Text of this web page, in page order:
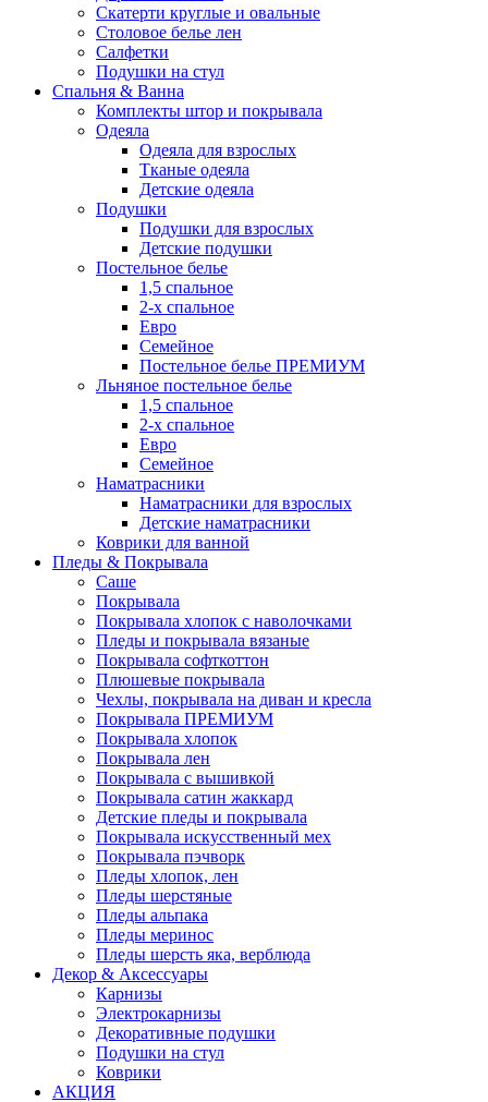
Скатерти круглые и овальные
Столовое белье лен
Салфетки
Подушки на стул
Спальня & Ванна
Комплекты штор и покрывала
Одеяла
Одеяла для взрослых
Тканые одеяла
Детские одеяла
Подушки
Подушки для взрослых
Детские подушки
Постельное белье
1,5 спальное
2-х спальное
Евро
Семейное
Постельное белье ПРЕМИУМ
Льняное постельное белье
1,5 спальное
2-х спальное
Евро
Семейное
Наматрасники
Наматрасники для взрослых
Детские наматрасники
Коврики для ванной
Пледы & Покрывала
Саше
Покрывала
Покрывала хлопок с наволочками
Пледы и покрывала вязаные
Покрывала софткоттон
Плюшевые покрывала
Чехлы, покрывала на диван и кресла
Покрывала ПРЕМИУМ
Покрывала хлопок
Покрывала лен
Покрывала с вышивкой
Покрывала сатин жаккард
Детские пледы и покрывала
Покрывала искусственный мех
Покрывала пэчворк
Пледы хлопок, лен
Пледы шерстяные
Пледы альпака
Пледы меринос
Пледы шерсть яка, верблюда
Декор & Аксессуары
Карнизы
Электрокарнизы
Декоративные подушки
Подушки на стул
Коврики
АКЦИЯ